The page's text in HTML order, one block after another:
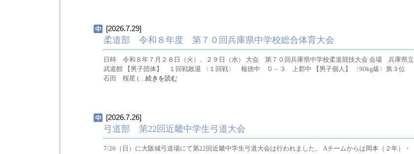
[2026.7.29]
柔道部 令和８年度 第７０回兵庫県中学校総合体育大会
日時 令和８年７月２８日（火）、２９日（水） 大会 第７０回兵庫県中学校柔道競技大会 会場 兵庫県立
武道館 【男子団体】 １回戦敗退 〈１回戦〉 報徳中 ０－３ 上郡中 【男子個人】 〈90kg級〉第３位
石田 桜星 (…続きを読む
[2026.7.26]
弓道部 第22回近畿中学生弓道大会
7/26（日）に大阪城弓道場にて第22回近畿中学生弓道大会は行われました。 Aチームからは岡本（２年）・